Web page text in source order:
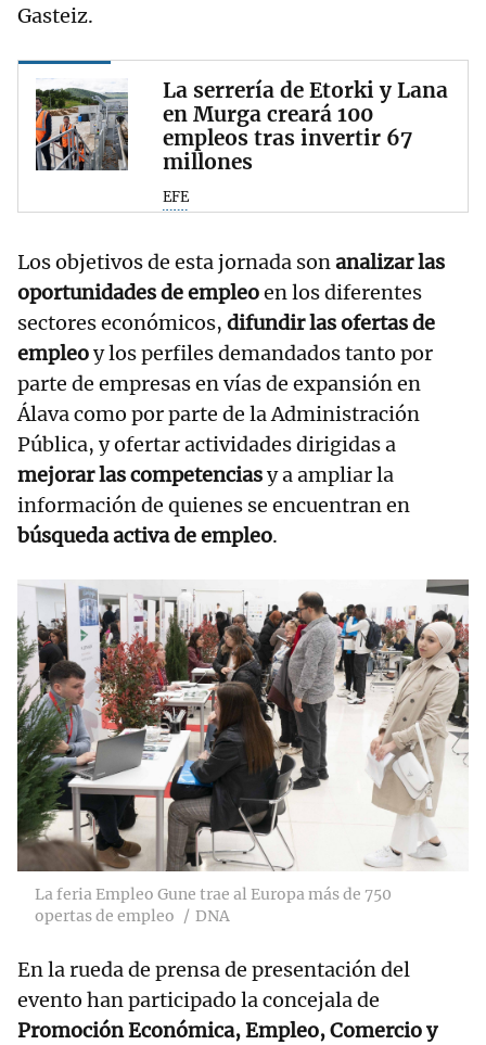
Gasteiz.
La serrería de Etorki y Lana
en Murga creará 100
empleos tras invertir 67
millones
EFE
Los objetivos de esta jornada son analizar las
oportunidades de empleoen los diferentes
sectores económicos, difundir las ofertas de
empleoy los perfiles demandados tanto por
parte de empresas en vías de expansión en
Álava como por parte de la Administración
Pública, y ofertar actividades dirigidas a
mejorar las competenciasy a ampliar la
información de quienes se encuentran en
búsqueda activa de empleo.
La feria Empleo Gune trae al Europa más de 750
opertas de empleo
DNA
En la rueda de prensa de presentación del
evento han participado la concejala de
Promoción Económica, Empleo, Comercio y